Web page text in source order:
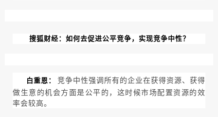
搜狐财经：如何去促进公平竞争，实现竞争中性？
白重恩：
竞争中性强调所有的企业在获得资源、获得
做生意的机会方面是公平的，这时候市场配置资源的效
率会较高。